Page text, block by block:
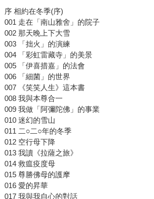
序 相約在冬季(序)
001 走在「南山雅舍」的院子
002 那天晚上下大雪
003 「拙火」的演練
004 「彩虹雷藏寺」的美景
005 「伊喜措嘉」的法會
006 「細菌」的世界
007 《笑笑人生》這本書
008 我與本尊合一
009 我做「阿彌陀佛」的事業
010 迷幻的雪山
011 二○二○年的冬季
012 空行母下降
013 我讀《拉薩之旅》
014 救瘟疫度母
015 尊勝佛母的護摩
016 愛的昇華
017 我與我自心的對話